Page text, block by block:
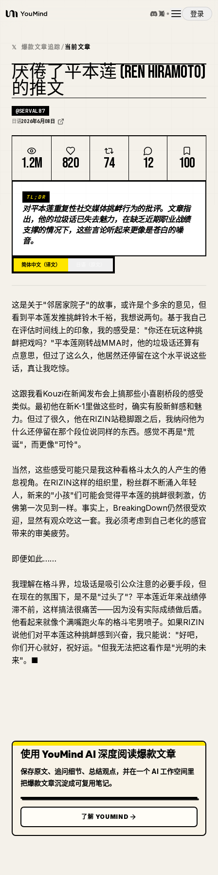
YouMind
登录
概览
使用案例
技能
提示词
定价
下载
博客
更新
𝕏 爆款文章追踪/当前文章
厌倦了平本莲 (REN HIRAMOTO)
的推文
@SERVAL87
日语2026年6月08日
1.2M 820 74 12 100
TL;DR
对平本莲重复性社交媒体挑衅行为的批评。文章指
出，他的垃圾话已失去魅力，在缺乏近期职业战绩
支撑的情况下，这些言论听起来更像是苍白的噪
音。
简体中文（译文）
这是关于"邻居家院子"的故事，或许是个多余的意见，但
看到平本莲发推挑衅铃木千裕，我想说两句。基于我自己
在评估时间线上的印象，我的感受是："你还在玩这种挑
衅把戏吗？"平本莲刚转战MMA时，他的垃圾话还算有
点意思，但过了这么久，他居然还停留在这个水平说这些
话，真让我吃惊。
这跟我看Kouzi在新闻发布会上搞那些小喜剧桥段的感受
类似。最初他在新K-1里做这些时，确实有股新鲜感和魅
力。但过了很久，他在RIZIN站稳脚跟之后，我纳闷他为
什么还停留在那个段位说同样的东西。感觉不再是"荒
诞"，而更像"可怜"。
当然，这些感受可能只是我这种看格斗太久的人产生的倦
怠视角。在RIZIN这样的组织里，粉丝群不断涌入年轻
人，新来的"小孩"们可能会觉得平本莲的挑衅很刺激，仿
佛第一次见到一样。事实上，BreakingDown仍然很受欢
迎，显然有观众吃这一套。我必须考虑到自己老化的感官
带来的审美疲劳。
即便如此……
我理解在格斗界，垃圾话是吸引公众注意的必要手段，但
在现在的氛围下，是不是"过头了"？平本莲近年来战绩停
滞不前，这样搞法很痛苦——因为没有实际成绩做后盾。
他看起来就像个满嘴跑火车的格斗宅男喷子。如果RIZIN
说他们对平本莲这种挑衅感到兴奋，我只能说："好吧，
你们开心就好，祝好运。"但我无法把这看作是"光明的未
来"。■
使用 YouMind AI 深度阅读爆款文章
保存原文、追问细节、总结观点，并在一个 AI 工作空间里
把爆款文章沉淀成可复用笔记。
了解 YOUMIND